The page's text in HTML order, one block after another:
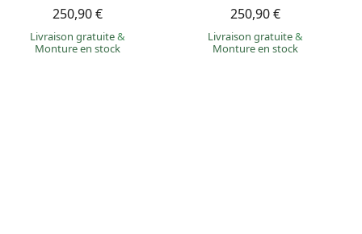
250,90 €
Livraison gratuite&
Monture en stock
250,90 €
Livraison gratuite&
Monture en stock